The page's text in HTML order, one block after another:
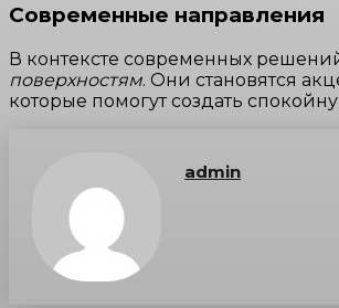
Современные направления
В контексте современных
поверхностям. Они становятся
которые помогут создать
admin